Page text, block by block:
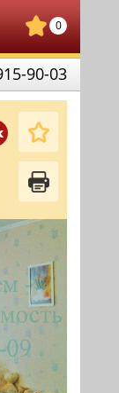
0
90-03